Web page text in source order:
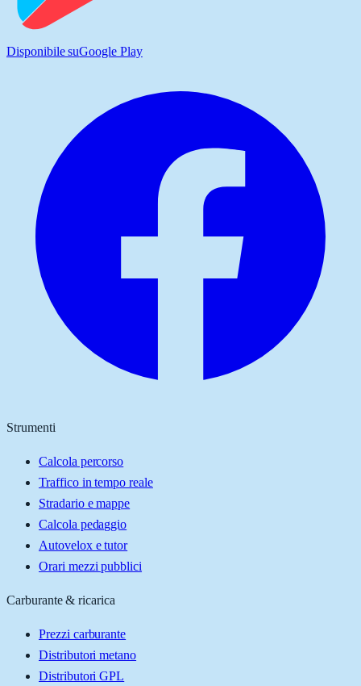
Disponibile suGoogle Play
Strumenti
Calcola percorso
Traffico in tempo reale
Stradario e mappe
Calcola pedaggio
Autovelox e tutor
Orari mezzi pubblici
Carburante & ricarica
Prezzi carburante
Distributori metano
Distributori GPL